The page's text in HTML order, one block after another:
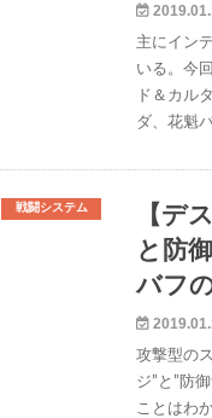
主にイン
いる。今
ド＆カル
ダ、花魁
戦闘システム
【デ
と防
バフ
攻撃型の
ジ”と”防
ことはわ